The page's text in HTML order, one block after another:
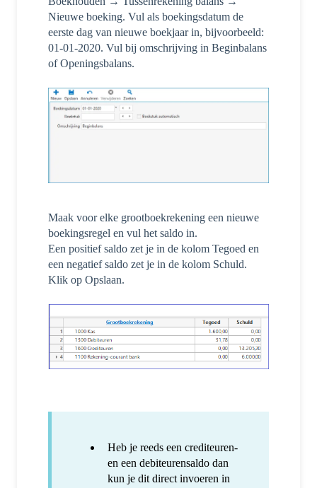
Nieuwe boeking. Vul als boekingsdatum de
eerste dag van nieuwe boekjaar in, bijvoorbeeld:
01-01-2020. Vul bij omschrijving in Beginbalans
of Openingsbalans.
Maak voor elke grootboekrekening een nieuwe
boekingsregel en vul het saldo in.
Een positief saldo zet je in de kolom Tegoed en
een negatief saldo zet je in de kolom Schuld.
Klik op Opslaan.
Heb je reeds een crediteuren-
en een debiteurensaldo dan
kun je dit direct invoeren in